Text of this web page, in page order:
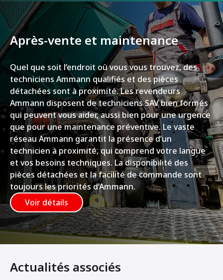
Après-vente et maintenance
Quel que soit l’endroit où vous vous trouvez, des
techniciens Ammann qualifiés et des pièces
détachées sont à proximité. Les revendeurs
Ammann disposent de techniciens SAV bien formés
qui peuvent vous aider, aussi bien pour une urgence
que pour une maintenance préventive. Le vaste
réseau Ammann garantit la présence d’un
technicien à proximité, qui comprend votre langue
et vos besoins techniques. La disponibilité des
pièces détachées et la facilité de commande sont
toujours les priorités d’Ammann.
Voir détails
Actualités associés